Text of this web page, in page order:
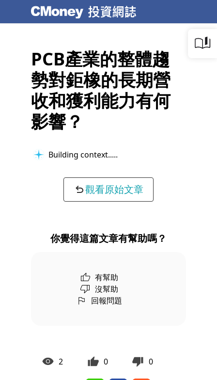
PCB產業的整體趨
勢對鉅橡的長期營
收和獲利能力有何
影響？
Building context...
觀看原始文章
你覺得這篇文章有幫助嗎？
有幫助
沒幫助
回報問題
2 0 0